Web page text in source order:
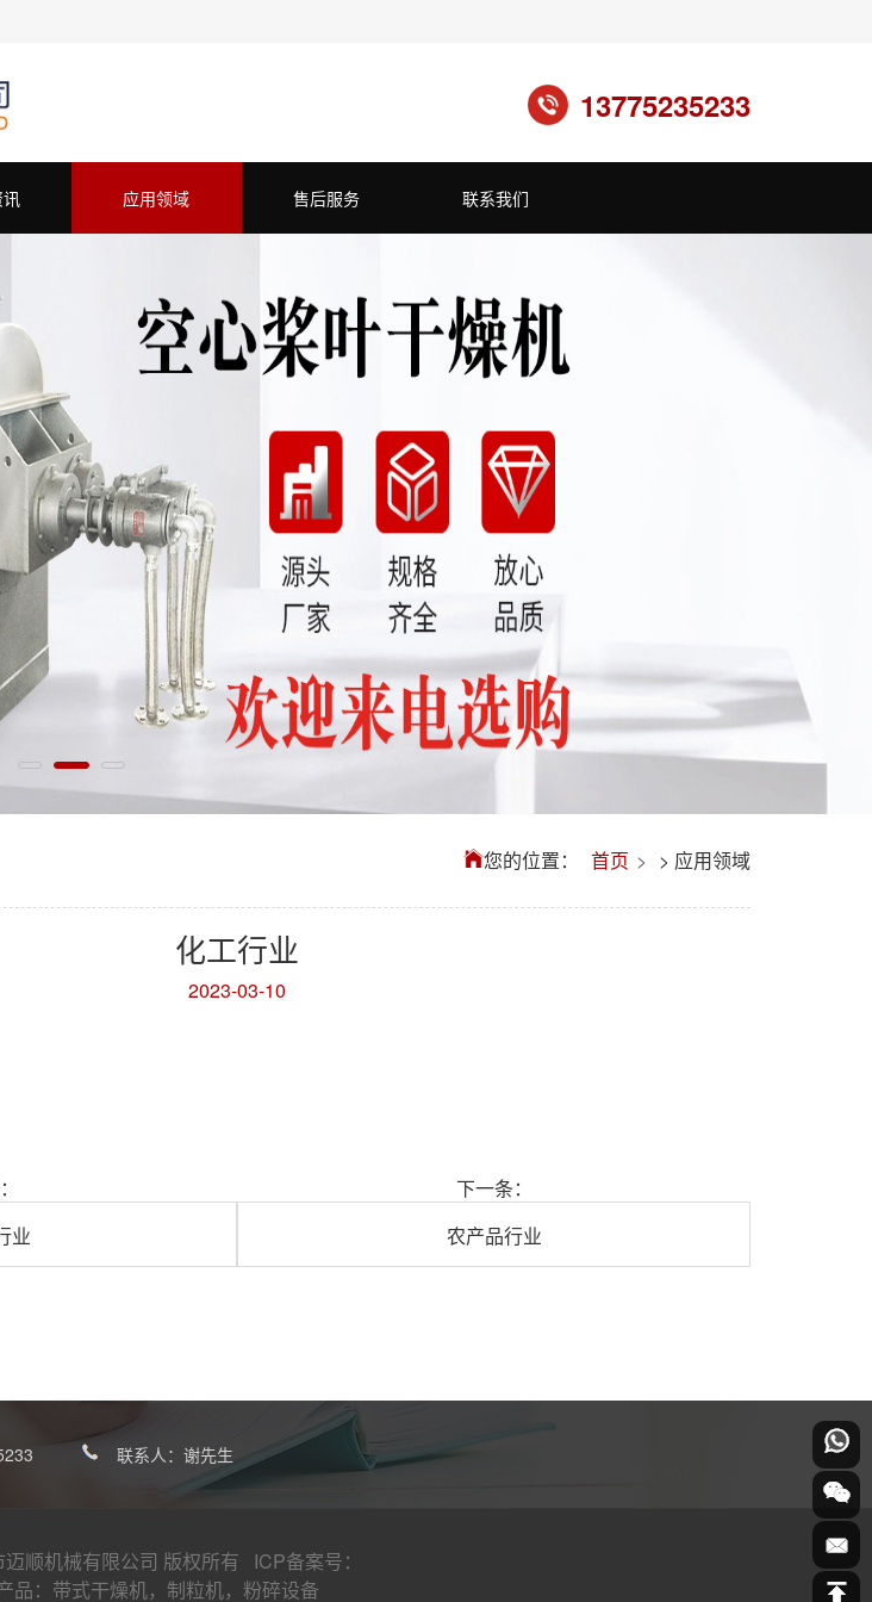
13775235233
应用领域 售后服务 联系我们
您的位置： 首页 > 应用领域
化工行业
2023-03-10
业
下一条：
农产品行业
联系人：谢先生
顺机械有限公司 版权所有 ICP备案号：
品： 带式干燥机， 制粒机， 粉碎设备